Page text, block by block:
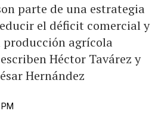
parte de una estrategia
el déficit comercial y
agrícola
Héctor Tavárez y
Hernández